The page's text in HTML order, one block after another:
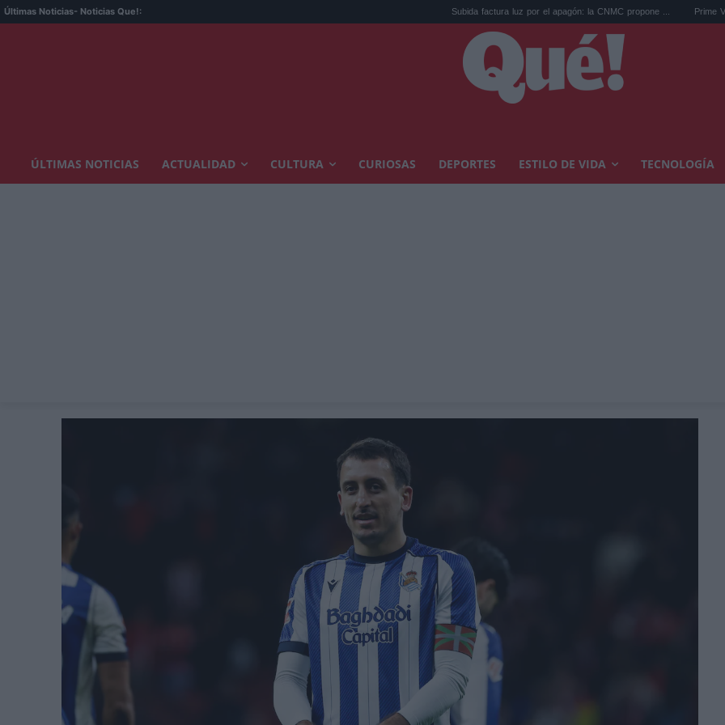
Últimas Noticias- Noticias Que!: Subida factura luz por el apagón: la CNMC propone ... Prime Video estrena
ÚLTIMAS NOTICIAS ACTUALIDAD CULTURA CURIOSAS DEPORTES ESTILO DE VIDA TECNOLOGÍA